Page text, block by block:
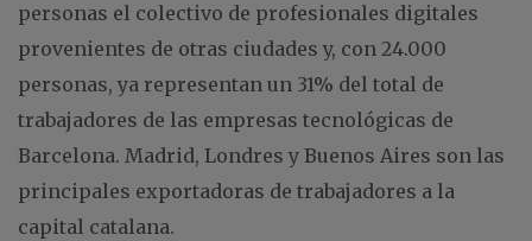
personas el colectivo de profesionales digitales
provenientes de otras ciudades y, con 24.000
personas, ya representan un 31% del total de
trabajadores de las empresas tecnológicas de
Barcelona. Madrid, Londres y Buenos Aires son las
principales exportadoras de trabajadores a la
capital catalana.